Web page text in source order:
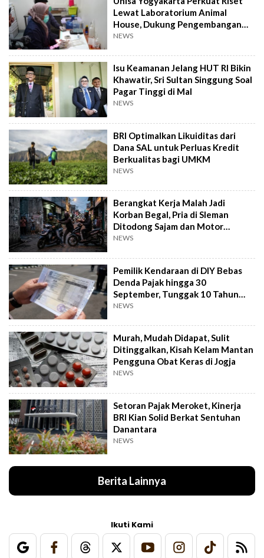
Lewat Laboratorium Animal
House, Dukung Pengembangan
Kandidat Obat
NEWS
Isu Keamanan Jelang HUT RI Bikin
Khawatir, Sri Sultan Singgung Soal
Pagar Tinggi di Mal
NEWS
BRI Optimalkan Likuiditas dari
Dana SAL untuk Perluas Kredit
Berkualitas bagi UMKM
NEWS
Berangkat Kerja Malah Jadi
Korban Begal, Pria di Sleman
Ditodong Sajam dan Motor
Digasak
NEWS
Pemilik Kendaraan di DIY Bebas
Denda Pajak hingga 30
September, Tunggak 10 Tahun
Cukup Bayar 5 Tahun
NEWS
Murah, Mudah Didapat, Sulit
Ditinggalkan, Kisah Kelam Mantan
Pengguna Obat Keras di Jogja
NEWS
Setoran Pajak Meroket, Kinerja
BRI Kian Solid Berkat Sentuhan
Danantara
NEWS
Berita Lainnya
Ikuti Kami